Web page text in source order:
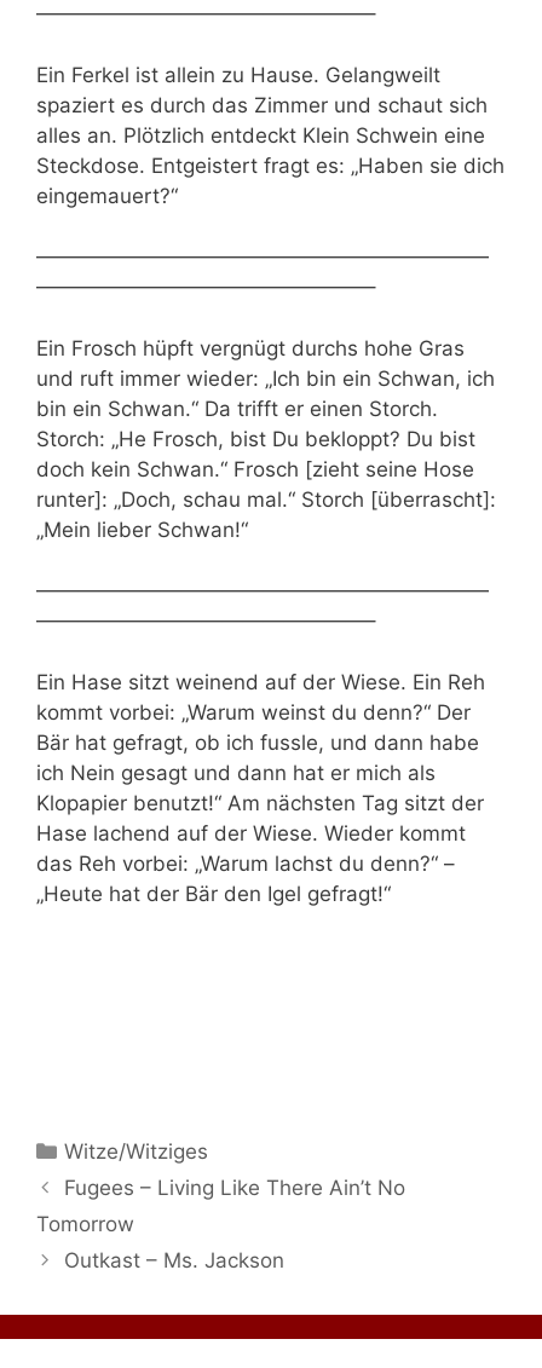
————————————————–
Ein Ferkel ist allein zu Hause. Gelangweilt
spaziert es durch das Zimmer und schaut sich
alles an. Plötzlich entdeckt Klein Schwein eine
Steckdose. Entgeistert fragt es: „Haben sie dich
eingemauert?“
——————————————————————
————————————————–
Ein Frosch hüpft vergnügt durchs hohe Gras
und ruft immer wieder: „Ich bin ein Schwan, ich
bin ein Schwan.“ Da trifft er einen Storch.
Storch: „He Frosch, bist Du bekloppt? Du bist
doch kein Schwan.“ Frosch [zieht seine Hose
runter]: „Doch, schau mal.“ Storch [überrascht]:
„Mein lieber Schwan!“
——————————————————————
————————————————–
Ein Hase sitzt weinend auf der Wiese. Ein Reh
kommt vorbei: „Warum weinst du denn?“ Der
Bär hat gefragt, ob ich fussle, und dann habe
ich Nein gesagt und dann hat er mich als
Klopapier benutzt!“ Am nächsten Tag sitzt der
Hase lachend auf der Wiese. Wieder kommt
das Reh vorbei: „Warum lachst du denn?“ –
„Heute hat der Bär den Igel gefragt!“
Kategorien
Witze/Witziges
Fugees – Living Like There Ain’t No
Tomorrow
Outkast – Ms. Jackson